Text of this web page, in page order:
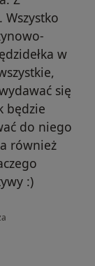
w
się
będzie
do niego
również
:)